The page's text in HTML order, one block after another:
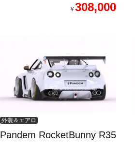
￥ 308,000
外装＆エアロ
Pandem RocketBunny R35